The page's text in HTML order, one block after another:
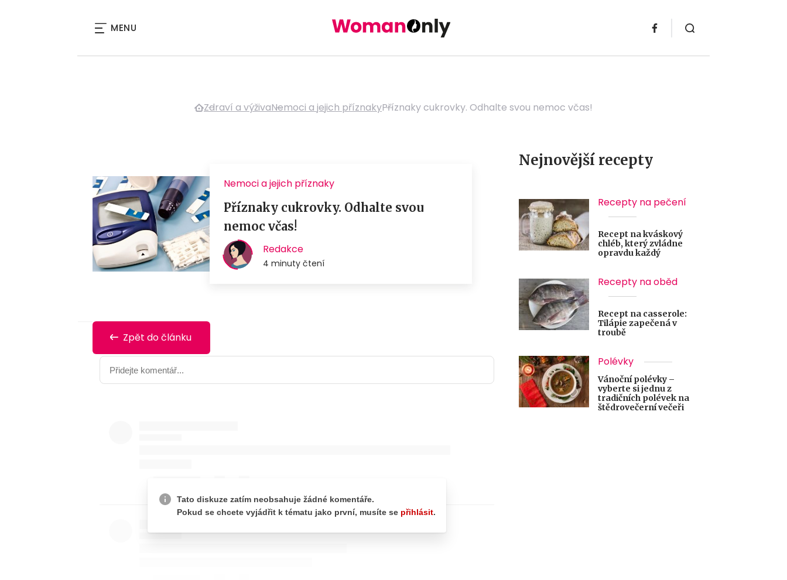
MENU
Zdraví a výživaNemoci a jejich příznakyPříznaky cukrovky. Odhalte svou nemoc včas!
Zpět do článku
Nejnovější recepty
Recepty na pečení
Recept na kváskový
chléb, který zvládne
opravdu každý
Recepty na oběd
Recept na casserole:
Tilápie zapečená v
troubě
Polévky
Vánoční polévky –
vyberte si jednu z
tradičních polévek na
štědrovečerní večeři